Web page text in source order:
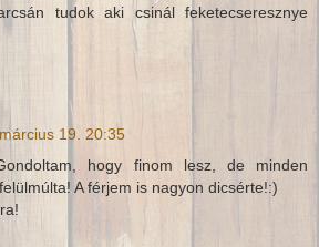
tudok aki csinál feketecseresznye
19. 20:35
hogy finom lesz, de minden
A férjem is nagyon dicsérte!:)